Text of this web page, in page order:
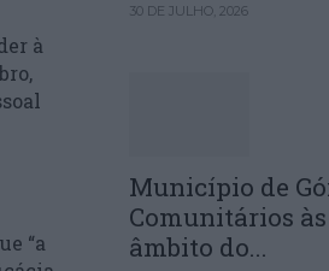
à
“a
30 DE JULHO, 2026
Município de
Comunitários
âmbito do...